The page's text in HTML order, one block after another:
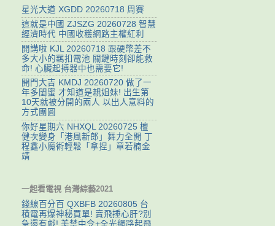
星光大道 XGDD 20260718 周賽
這就是中國 ZJSZG 20260728 智慧
經濟時代 中國收穫網路主權紅利
開講啦 KJL 20260718 跟硬幣差不
多大小的羈扣電池 關鍵時刻卻能救
命! 心臟起搏器中也需要它!
開門大吉 KMDJ 20260720 做了一
年多閨蜜 才知道是親姐妹! 出生第
10天就被分開的兩人 以出人意料的
方式團圓
你好星期六 NHXQL 20260725 檀
健次變身「港風新郎」舞力全開 丁
程鑫小魔術輕鬆「拿捏」章若楠金
靖
一起看電視 台灣綜藝2021
錢線百分百 QXBFB 20260805 台
積電再爆神秘買單! 賣飛捶心肝?別
急還有戲! 美禁中令+全光網路起飛